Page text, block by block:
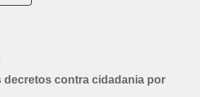
decretos contra cidadania por